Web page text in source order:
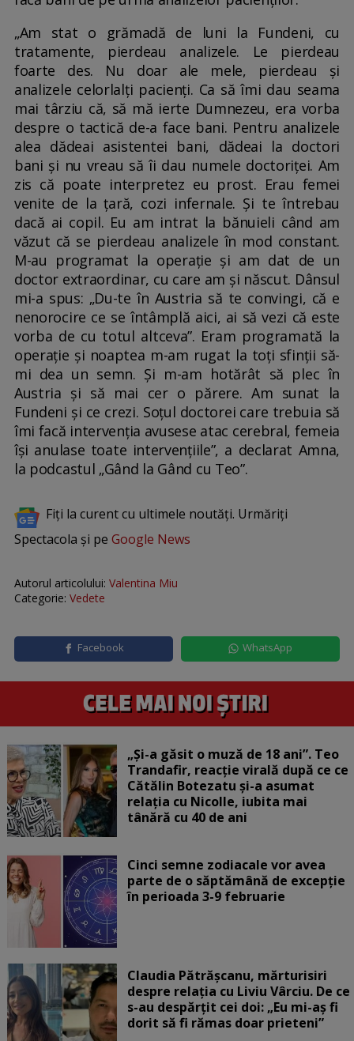
„Am stat o grămadă de luni la Fundeni, cu
tratamente, pierdeau analizele. Le pierdeau
foarte des. Nu doar ale mele, pierdeau și
analizele celorlalți pacienți. Ca să îmi dau seama
mai târziu că, să mă ierte Dumnezeu, era vorba
despre o tactică de-a face bani. Pentru analizele
alea dădeai asistentei bani, dădeai la doctori
bani și nu vreau să îi dau numele doctoriței. Am
zis că poate interpretez eu prost. Erau femei
venite de la țară, cozi infernale. Și te întrebau
dacă ai copil. Eu am intrat la bănuieli când am
văzut că se pierdeau analizele în mod constant.
M-au programat la operație și am dat de un
doctor extraordinar, cu care am și născut. Dânsul
mi-a spus: „Du-te în Austria să te convingi, că e
nenorocire ce se întâmplă aici, ai să vezi că este
vorba de cu totul altceva”. Eram programată la
operație și noaptea m-am rugat la toți sfinții să-
mi dea un semn. Și m-am hotărât să plec în
Austria și să mai cer o părere. Am sunat la
Fundeni și ce crezi. Soțul doctorei care trebuia să
îmi facă intervenția avusese atac cerebral, femeia
își anulase toate intervențiile”, a declarat Amna,
la podcastul „Gând la Gând cu Teo”.
Fiți la curent cu ultimele noutăți. Urmăriți
Spectacola și pe Google News
Autorul articolului: Valentina Miu
Categorie: Vedete
Facebook WhatsApp
„Și-a găsit o muză de 18 ani”. Teo
Trandafir, reacție virală după ce ce
Cătălin Botezatu și-a asumat
relația cu Nicolle, iubita mai
tânără cu 40 de ani
Cinci semne zodiacale vor avea
parte de o săptămână de excepție
în perioada 3-9 februarie
Claudia Pătrășcanu, mărturisiri
despre relația cu Liviu Vârciu. De ce
s-au despărțit cei doi: „Eu mi-aș fi
dorit să fi rămas doar prieteni”